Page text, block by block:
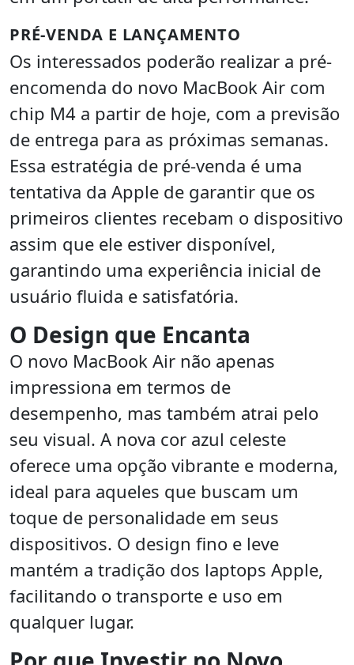
PRÉ-VENDA E LANÇAMENTO
Os interessados poderão realizar a pré-
encomenda do novo MacBook Air com
chip M4 a partir de hoje, com a previsão
de entrega para as próximas semanas.
Essa estratégia de pré-venda é uma
tentativa da Apple de garantir que os
primeiros clientes recebam o dispositivo
assim que ele estiver disponível,
garantindo uma experiência inicial de
usuário fluida e satisfatória.
O Design que Encanta
O novo MacBook Air não apenas
impressiona em termos de
desempenho, mas também atrai pelo
seu visual. A nova cor azul celeste
oferece uma opção vibrante e moderna,
ideal para aqueles que buscam um
toque de personalidade em seus
dispositivos. O design fino e leve
mantém a tradição dos laptops Apple,
facilitando o transporte e uso em
qualquer lugar.